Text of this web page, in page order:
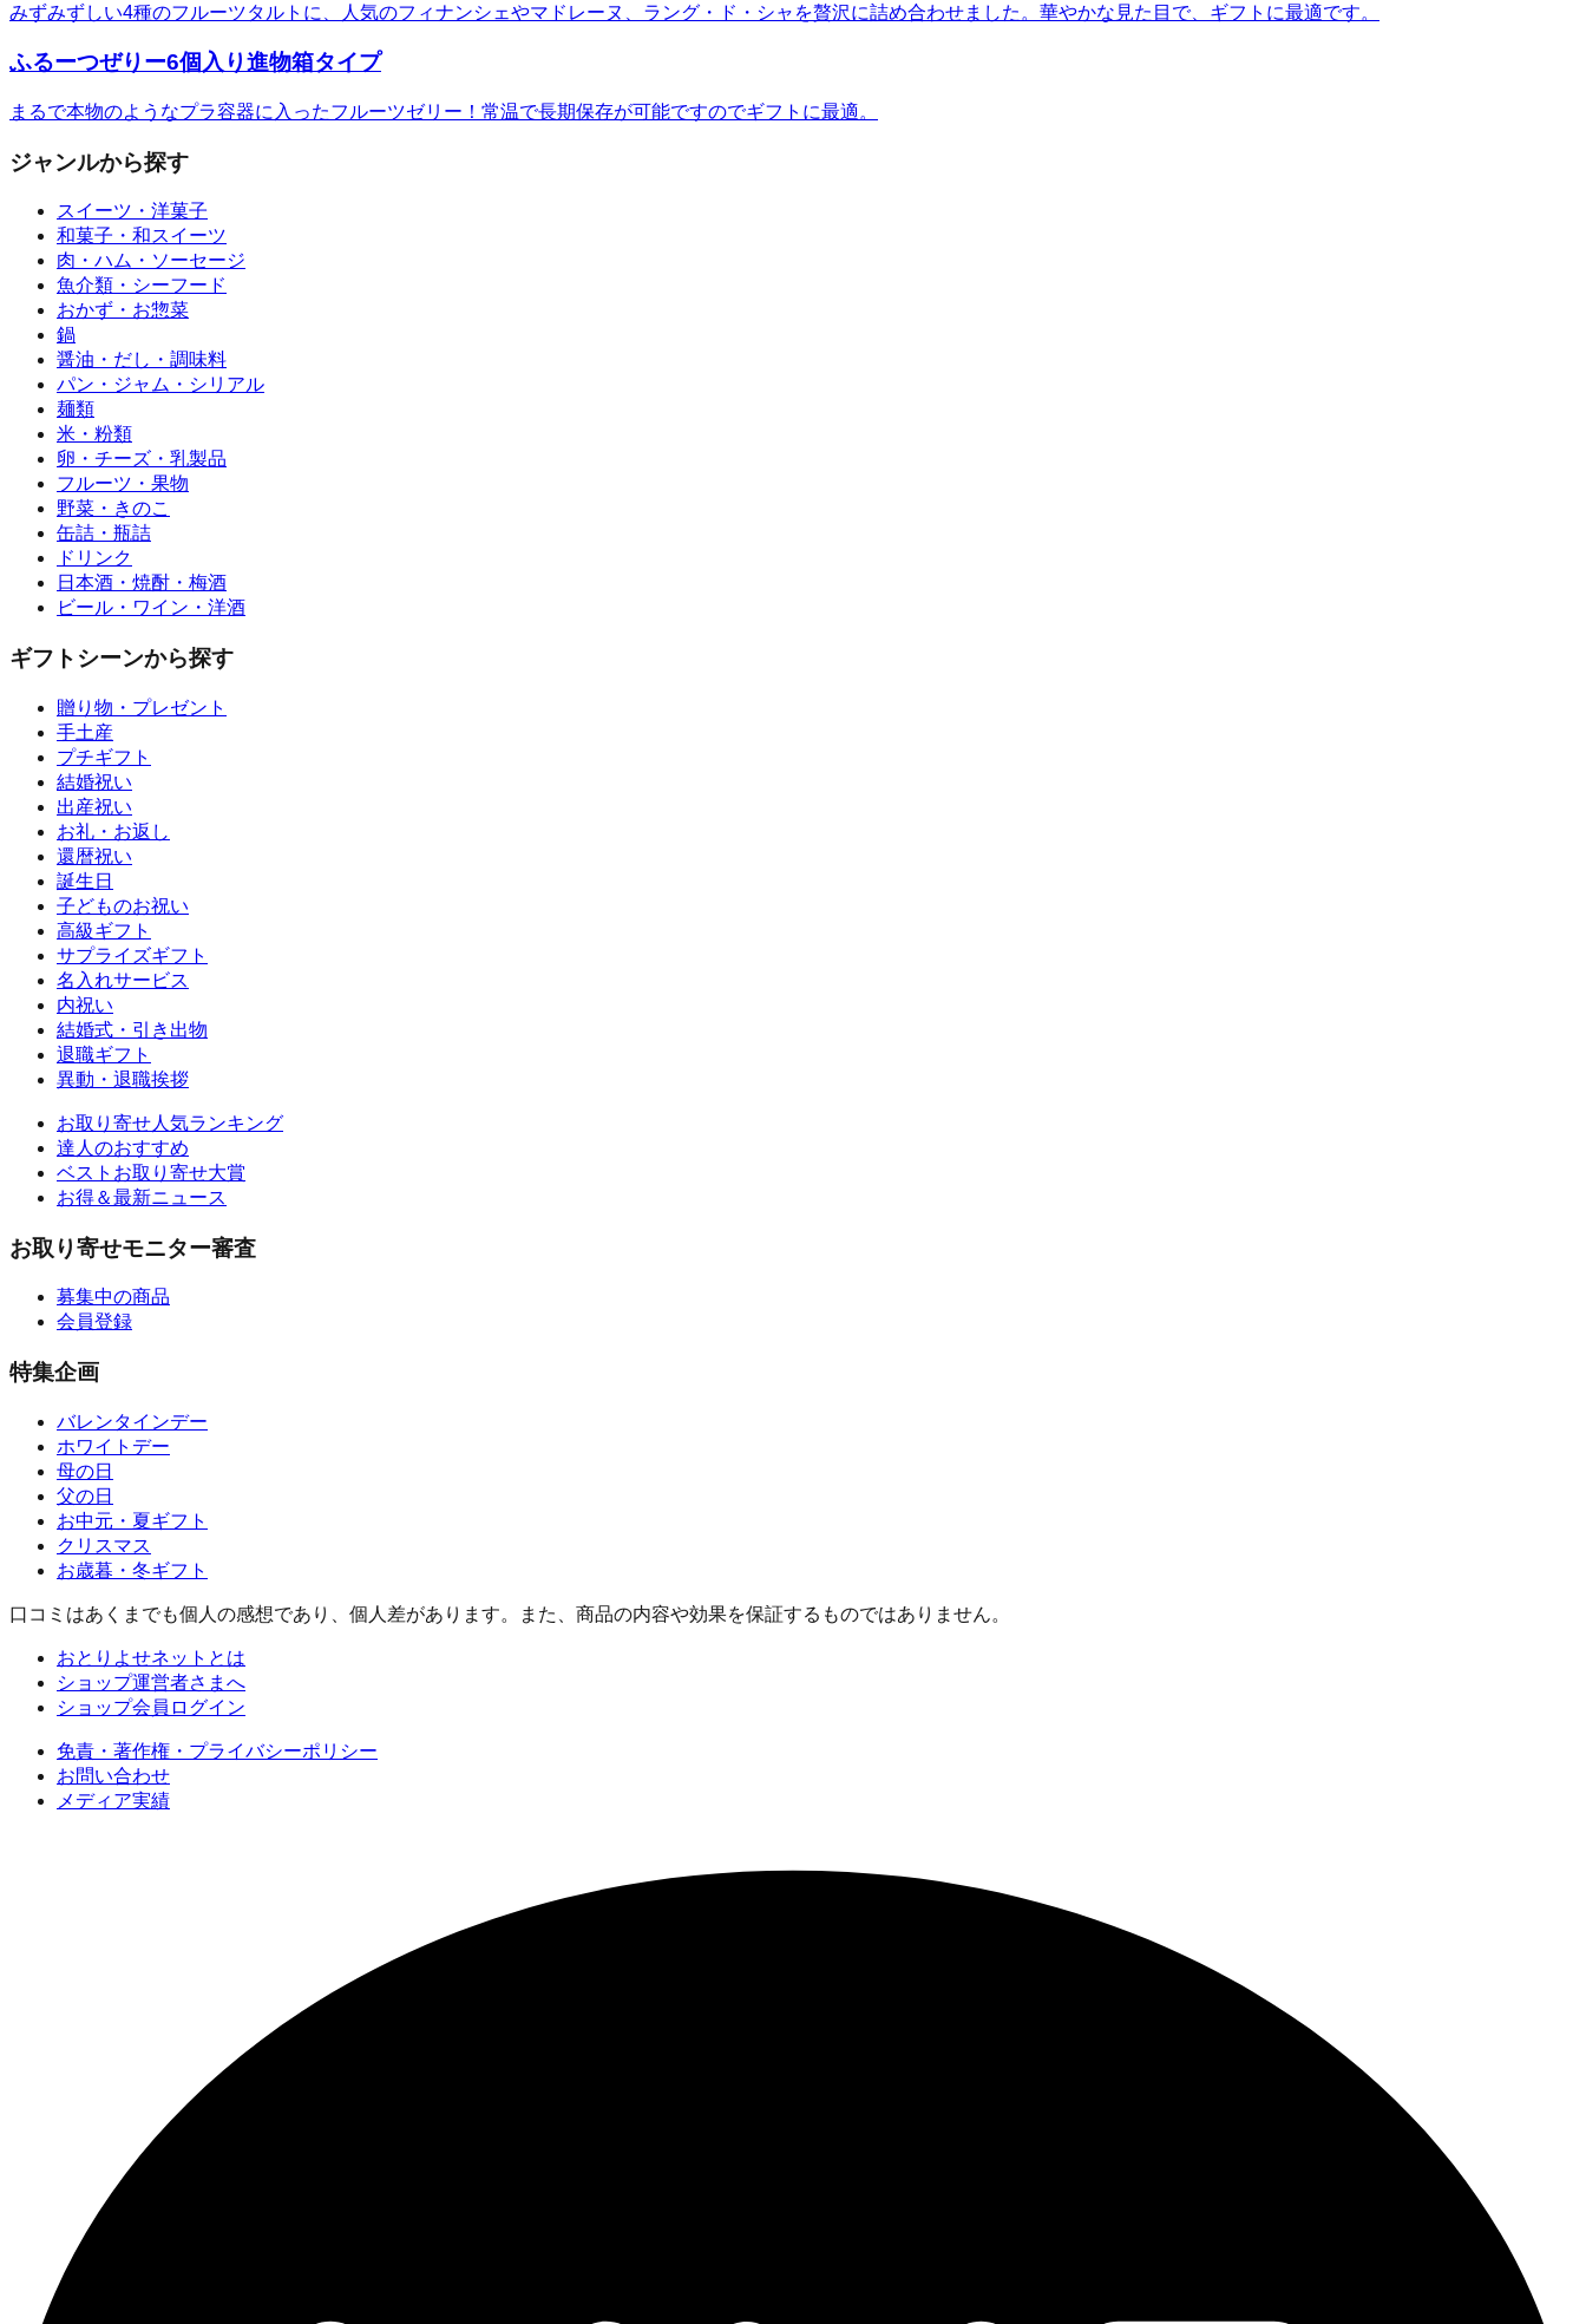
みずみずしい4種のフルーツタルトに、人気のフィナンシェやマドレーヌ、ラング・ド・シャを贅沢に詰め合わせました。華やかな見た目で、ギフトに最適です。
ふるーつぜりー6個入り進物箱タイプ
まるで本物のようなプラ容器に入ったフルーツゼリー！常温で長期保存が可能ですのでギフトに最適。
ジャンルから探す
スイーツ・洋菓子
和菓子・和スイーツ
肉・ハム・ソーセージ
魚介類・シーフード
おかず・お惣菜
鍋
醤油・だし・調味料
パン・ジャム・シリアル
麺類
米・粉類
卵・チーズ・乳製品
フルーツ・果物
野菜・きのこ
缶詰・瓶詰
ドリンク
日本酒・焼酎・梅酒
ビール・ワイン・洋酒
ギフトシーンから探す
贈り物・プレゼント
手土産
プチギフト
結婚祝い
出産祝い
お礼・お返し
還暦祝い
誕生日
子どものお祝い
高級ギフト
サプライズギフト
名入れサービス
内祝い
結婚式・引き出物
退職ギフト
異動・退職挨拶
お取り寄せ人気ランキング
達人のおすすめ
ベストお取り寄せ大賞
お得＆最新ニュース
お取り寄せモニター審査
募集中の商品
会員登録
特集企画
バレンタインデー
ホワイトデー
母の日
父の日
お中元・夏ギフト
クリスマス
お歳暮・冬ギフト
口コミはあくまでも個人の感想であり、個人差があります。また、商品の内容や効果を保証するものではありません。
おとりよせネットとは
ショップ運営者さまへ
ショップ会員ログイン
免責・著作権・プライバシーポリシー
お問い合わせ
メディア実績